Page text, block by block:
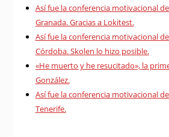
Así fue la conferencia motivacional
Granada. Gracias a Lokitest.
Así fue la conferencia motivacional
Córdoba. Skolen lo hizo posible.
«He muerto y he resucitado», la
González.
Así fue la conferencia motivacional
Tenerife.